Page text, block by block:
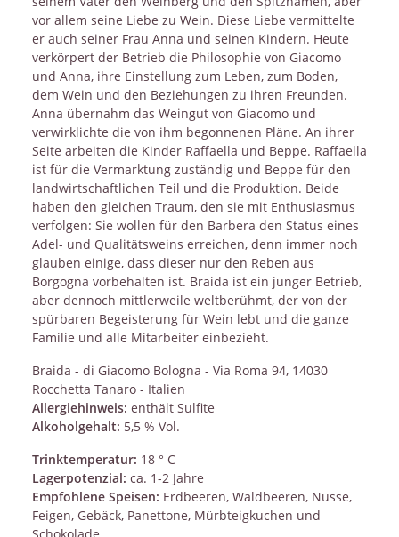
vor allem seine Liebe zu Wein. Diese Liebe vermittelte
er auch seiner Frau Anna und seinen Kindern. Heute
verkörpert der Betrieb die Philosophie von Giacomo
und Anna, ihre Einstellung zum Leben, zum Boden,
dem Wein und den Beziehungen zu ihren Freunden.
Anna übernahm das Weingut von Giacomo und
verwirklichte die von ihm begonnenen Pläne. An ihrer
Seite arbeiten die Kinder Raffaella und Beppe. Raffaella
ist für die Vermarktung zuständig und Beppe für den
landwirtschaftlichen Teil und die Produktion. Beide
haben den gleichen Traum, den sie mit Enthusiasmus
verfolgen: Sie wollen für den Barbera den Status eines
Adel- und Qualitätsweins erreichen, denn immer noch
glauben einige, dass dieser nur den Reben aus
Borgogna vorbehalten ist. Braida ist ein junger Betrieb,
aber dennoch mittlerweile weltberühmt, der von der
spürbaren Begeisterung für Wein lebt und die ganze
Familie und alle Mitarbeiter einbezieht.
Braida - di Giacomo Bologna - Via Roma 94, 14030
Rocchetta Tanaro - Italien
Allergiehinweis: enthält Sulfite
Alkoholgehalt: 5,5 % Vol.
Trinktemperatur: 18 ° C
Lagerpotenzial: ca. 1-2 Jahre
Empfohlene Speisen: Erdbeeren, Waldbeeren, Nüsse,
Feigen, Gebäck, Panettone, Mürbteigkuchen und